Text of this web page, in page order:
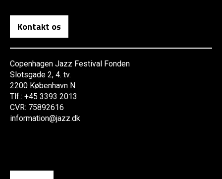
Kontakt os
Copenhagen Jazz Festival Fonden
Slotsgade 2, 4. tv.
2200 København N
Tlf.: +45 3393 2013
CVR: 75892616
information@jazz.dk